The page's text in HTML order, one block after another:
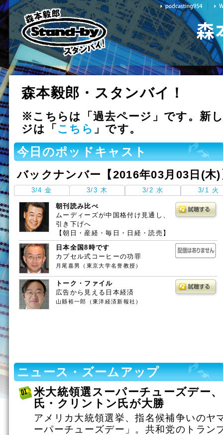
森本毅郎・スタンバイ！
※こちらは「過去ページ」です。新
ジは「 こちら 」です。
今日のポッドキャスト
バックナンバー【2016年03月03日(木)
3/4 金 3/3 木 3/2 水 3/1 火
朝刊読み比べ
ムーディーズが中国格付け見通し、
引き下げへ
【朝日・産経・毎日・日経・読売】
日本全国8時です
カプセル式コーヒーの功罪
月尾嘉男（東京大学名誉教授）
トーク・ファイル
広告から見える日本経済
山縣裕一郎（東洋経済新報社）
ニュース・ズームアップ
米大統領選スーパーチューズデー
氏・クリントン氏が大勝
アメリカ大統領選挙、指名候補争いのヤ
ーパーチューズデー」。共和党のトラン